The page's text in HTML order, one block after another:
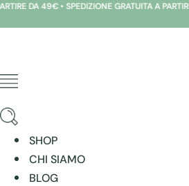
Vai
al
49€ • SPEDIZIONE GRATUITA A PARTIRE
SHOP
CHI SIAMO
BLOG